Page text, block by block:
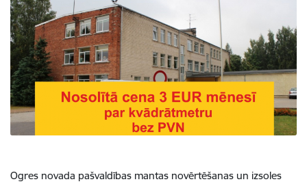
Ogres novada pašvaldības mantas novērtēšanas un izsoles